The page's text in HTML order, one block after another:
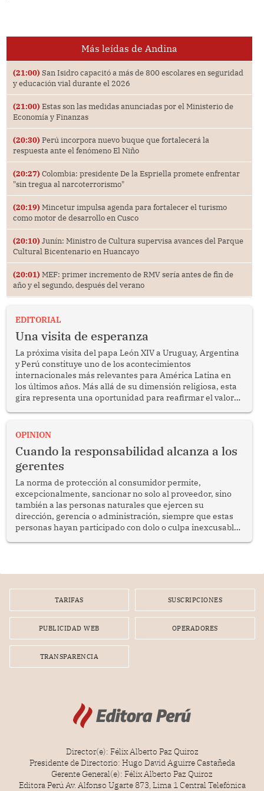
Más leídas de Andina
(21:00) San Isidro capacitó a más de 800 escolares en seguridad
y educación vial durante el 2026
(21:00) Estas son las medidas anunciadas por el Ministerio de
Economía y Finanzas
(20:30) Perú incorpora nuevo buque que fortalecerá la
respuesta ante el fenómeno El Niño
(20:27) Colombia: presidente De la Espriella promete enfrentar
"sin tregua al narcoterrorismo"
(20:19) Mincetur impulsa agenda para fortalecer el turismo
como motor de desarrollo en Cusco
(20:10) Junín: Ministro de Cultura supervisa avances del Parque
Cultural Bicentenario en Huancayo
(20:01) MEF: primer incremento de RMV sería antes de fin de
año y el segundo, después del verano
EDITORIAL
Una visita de esperanza
La próxima visita del papa León XIV a Uruguay, Argentina
y Perú constituye uno de los acontecimientos
internacionales más relevantes para América Latina en
los últimos años. Más allá de su dimensión religiosa, esta
gira representa una oportunidad para reafirmar el valor
enfrenta desafíos en materia de desarrollo, cohesión
OPINION
Cuando la responsabilidad alcanza a los
gerentes
La norma de protección al consumidor permite,
excepcionalmente, sancionar no solo al proveedor, sino
también a las personas naturales que ejercen su
dirección, gerencia o administración, siempre que estas
personas hayan participado con dolo o culpa inexcusable
por la frustrada realización de un meet and greet con
TARIFAS SUSCRIPCIONES
PUBLICIDAD WEB OPERADORES
TRANSPARENCIA
Director(e): Félix Alberto Paz Quiroz
Presidente de Directorio: Hugo David Aguirre Castañeda
Gerente General(e): Félix Alberto Paz Quiroz
Editora Perú Av. Alfonso Ugarte 873, Lima 1 Central Telefónica